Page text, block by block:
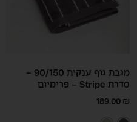
מגבת גוף ענקית 90/150 –
סדרת Stripe – פרימיום
189.00 ₪